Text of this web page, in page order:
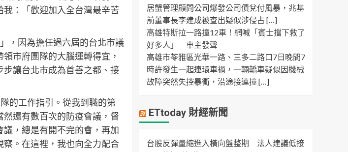
：「歡迎加入全台灣最辛苦
」，因為擔任過六屆的台北市議
市府團隊的大腦運轉得宜，
讓台北市成為首善之都、接
的工作指引。從我到職的第
還有數百次的防疫會議，督
，總是有開不完的會，再加
察。在這裡，我也向全力配合
居蟹管理顧問公司爆發公司債兌付風暴，兆基
前董事長李建成被查出疑似涉侵占 […]
高雄特斯拉一路撞12車！網喊「賓士擋下救了
好多人」 車主發聲
高雄市苓雅區光華一路、三多二路口7日晚間7
時許發生一起連環車禍，一輛轎車疑似因機械
故障突然失控暴衝，沿途接連撞 […]
ETtoday 財經新聞
台股反彈量縮進入橫向盤整期 法人建議低接